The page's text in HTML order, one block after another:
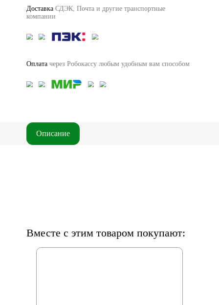
Доставка СДЭК, Почта и другие транспортные
компании
Оплата через Робокассу любым удобным вам способом
Описание
Вместе с этим товаром покупают: